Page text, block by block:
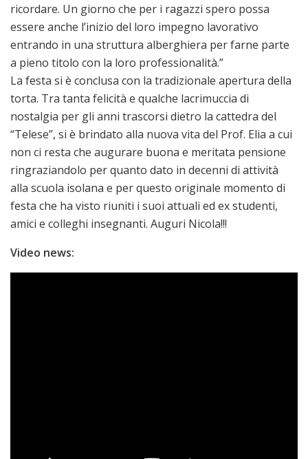
ricordare. Un giorno che per i ragazzi spero possa
essere anche l’inizio del loro impegno lavorativo
entrando in una struttura alberghiera per farne parte
a pieno titolo con la loro professionalità.”
La festa si è conclusa con la tradizionale apertura della
torta. Tra tanta felicità e qualche lacrimuccia di
nostalgia per gli anni trascorsi dietro la cattedra del
“Telese”, si è brindato alla nuova vita del Prof. Elia a cui
non ci resta che augurare buona e meritata pensione
ringraziandolo per quanto dato in decenni di attività
alla scuola isolana e per questo originale momento di
festa che ha visto riuniti i suoi attuali ed ex studenti,
amici e colleghi insegnanti. Auguri Nicola!!!
Video news: